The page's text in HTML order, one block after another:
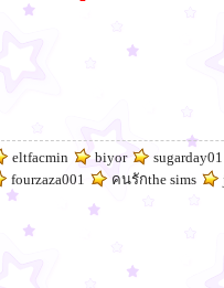
eltfacmin biyor sugarday01
fourzaza001 คนรักthe sims